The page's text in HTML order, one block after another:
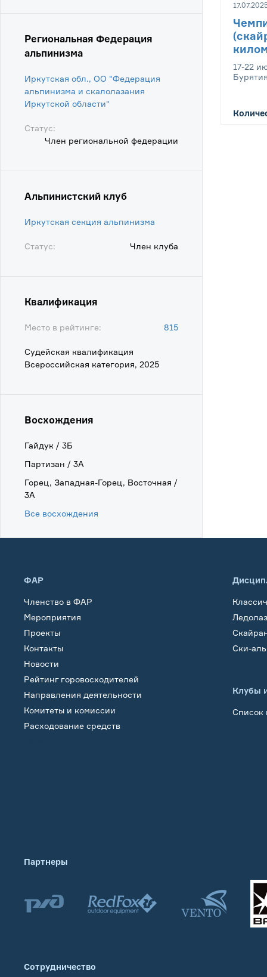
Региональная Федерация
альпинизма
Иркутская обл., ОО "Федерация
альпинизма и скалолазания
Иркутской области"
Статус:
Член региональной федерации
Альпинистский клуб
Иркутская секция альпинизма
Статус: Член клуба
Квалификация
Место в рейтинге: 815
Судейская квалификация
Всероссийская категория, 2025
Восхождения
Гайдук / 3Б
Партизан / 3А
Горец, Западная-Горец, Восточная /
3А
Все восхождения
17-22
ФАР
Членство в ФАР
Мероприятия
Проекты
Контакты
Новости
Рейтинг горовосходителей
Направления деятельности
Комитеты и комиссии
Расходование средств
Ски-
Клубы
Список
Партнеры
Сотрудничество